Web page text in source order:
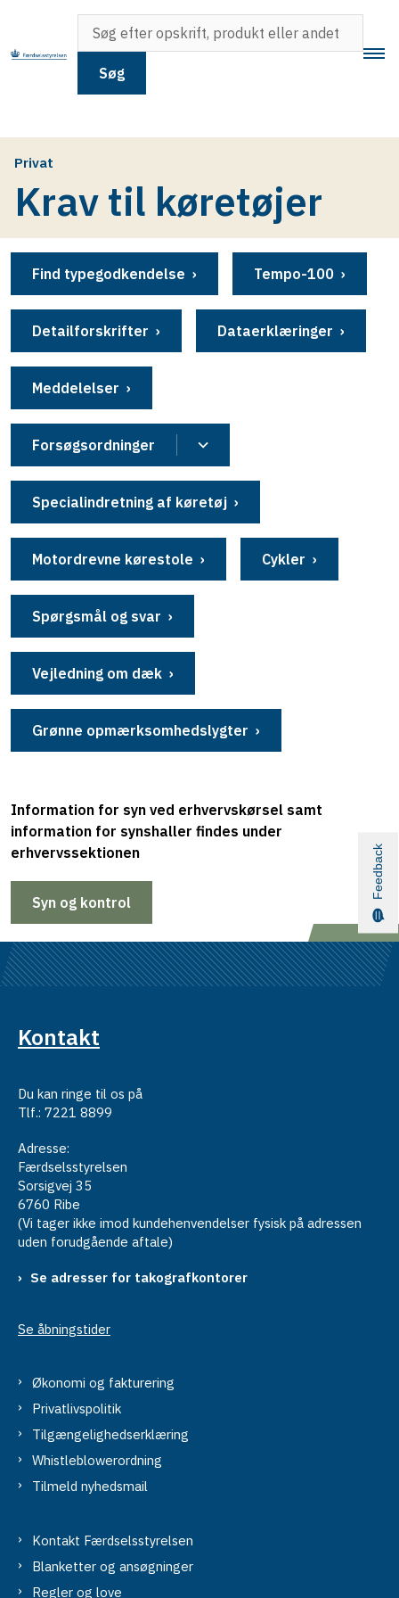
Søg
Privat
Krav til køretøjer
Find typegodkendelse Tempo-100
Detailforskrifter Dataerklæringer
Meddelelser
Forsøgsordninger
Specialindretning af køretøj
Motordrevne kørestole Cykler
Spørgsmål og svar
Vejledning om dæk
Grønne opmærksomhedslygter
Information for syn ved erhvervskørsel samt
information for synshaller findes under
erhvervssektionen
Syn og kontrol
Kontakt
Du kan ringe til os på
Tlf.: 7221 8899
Adresse:
Færdselsstyrelsen
Sorsigvej 35
6760 Ribe
(Vi tager ikke imod kundehenvendelser fysisk på adressen
uden forudgående aftale)
Se adresser for takografkontorer
Se åbningstider
Økonomi og fakturering
Privatlivspolitik
Tilgængelighedserklæring
Whistleblowerordning
Tilmeld nyhedsmail
Kontakt Færdselsstyrelsen
Blanketter og ansøgninger
Regler og love
Feedback